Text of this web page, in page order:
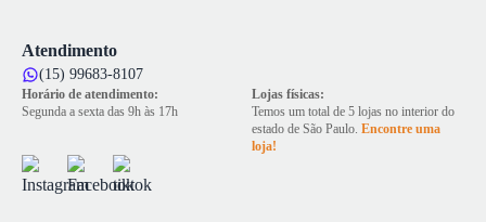
Atendimento
(15) 99683-8107
Horário de atendimento:
Segunda a sexta das 9h às 17h
Lojas físicas:
Temos um total de 5 lojas no interior do
estado de São Paulo. Encontre uma
loja!